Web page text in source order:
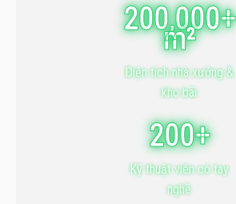
200,000+
m²
Diện tích nhà xưởng &
kho bãi
200+
Kỹ thuật viên có tay
nghề